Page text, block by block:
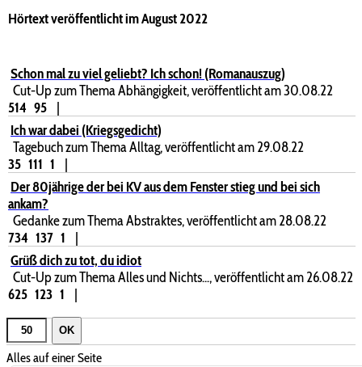
Hörtext veröffentlicht im August 2022
Schon mal zu viel geliebt? Ich schon! (Romanauszug)
Cut-Up zum Thema Abhängigkeit, veröffentlicht am 30.08.22
514 95
|
Ich war dabei (Kriegsgedicht)
Tagebuch zum Thema Alltag, veröffentlicht am 29.08.22
35 111 1
|
Der 80jährige der bei KV aus dem Fenster stieg und bei sich
ankam?
Gedanke zum Thema Abstraktes, veröffentlicht am 28.08.22
734 137 1
|
Grüß dich zu tot, du idiot
Cut-Up zum Thema Alles und Nichts..., veröffentlicht am 26.08.22
625 123 1 |
OK
Alles auf einer Seite